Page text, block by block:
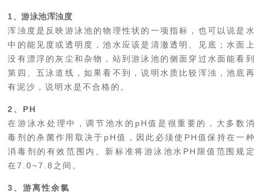
1、游泳池浑浊度
浑浊度是反映游泳池的物理性状的一项指标，也可以说是水
中的能见度或透明度，池水应该是清澈透明、见底；水面上
没有漂浮的灰尘和杂物，站到游泳池的侧面穿过水面能看到
第四、五泳道线，如果看不到，说明水质比较浑浊，池底再
有泥沙，说明水是不合格的。
2、PH
在游泳水处理中，调节池水的pH值是很重要的，大多数消
毒剂的杀菌作用取决于pH值，因此必须使PH值保持在一种
消毒剂的有效范围内。新标准将游泳池水PH限值范围规定
在7.0~7.8之间。
3、游离性余氯